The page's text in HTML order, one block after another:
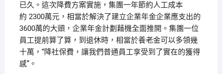
已久。這次降費方案實施，集團一年節約人工成本
約 2300萬元，相當於解決了建立企業年金企業應支出的
3600萬的大頭，企業年金計劃藉機全面推開。集團一位
員工提前算了算，到退休時，相當於養老金可以多領幾
十萬，“降社保費，讓我們普通員工享受到了實在的獲得
感”。